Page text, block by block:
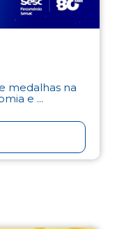
medalhas na
e ...